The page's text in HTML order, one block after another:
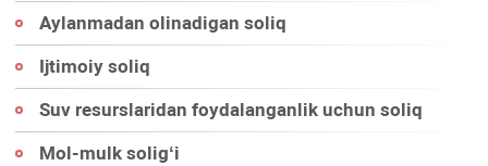
Aylanmadan olinadigan soliq
Ijtimoiy soliq
Suv resurslaridan foydalanganlik uchun soliq
Mol-mulk soligʻi